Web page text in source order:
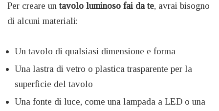
Per creare un tavolo luminoso fai da te, avrai bisogno
di alcuni materiali:
Un tavolo di qualsiasi dimensione e forma
Una lastra di vetro o plastica trasparente per la
superficie del tavolo
Una fonte di luce, come una lampada a LED o una